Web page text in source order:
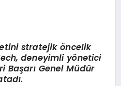
stratejiköncelik
deneyimli yönetici
Başarı Genel Müdür